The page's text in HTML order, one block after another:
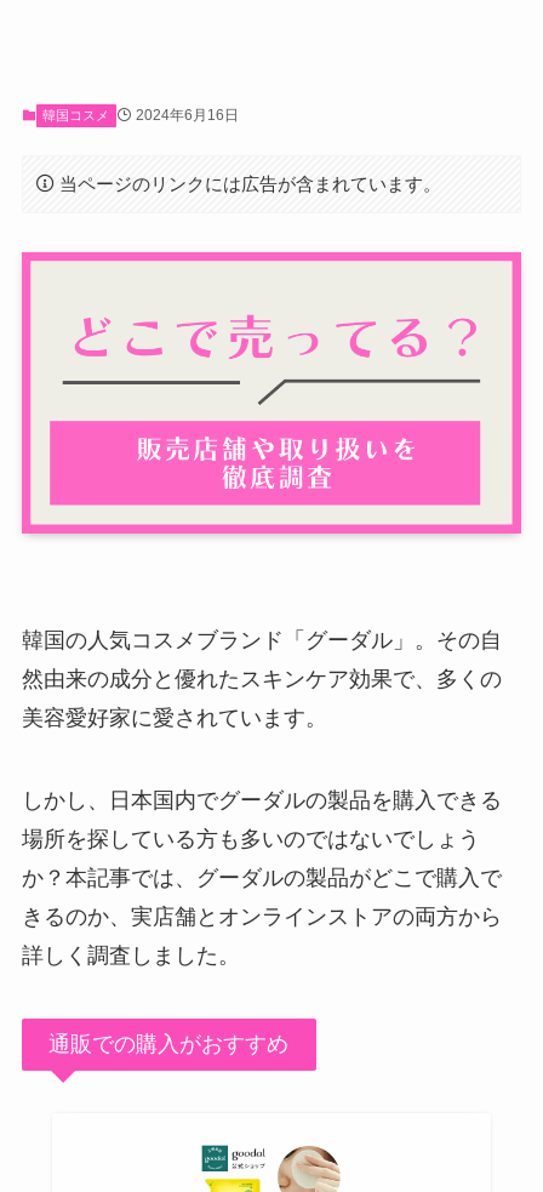
韓国コスメ 2024年6月16日
当ページのリンクには広告が含まれています。
韓国の人気コスメブランド「グーダル」。その自
然由来の成分と優れたスキンケア効果で、多くの
美容愛好家に愛されています。
しかし、日本国内でグーダルの製品を購入できる
場所を探している方も多いのではないでしょう
か？本記事では、グーダルの製品がどこで購入で
きるのか、実店舗とオンラインストアの両方から
詳しく調査しました。
通販での購入がおすすめ